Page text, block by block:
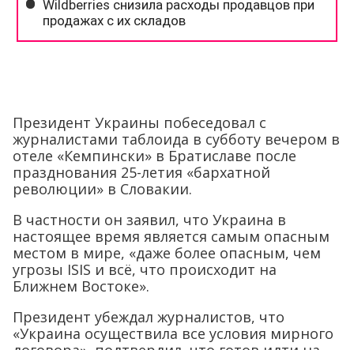
Президент Украины побеседовал с
журналистами таблоида в субботу вечером в
отеле «Кемпински» в Братиславе после
празднования 25-летия «бархатной
революции» в Словакии.
В частности он заявил, что Украина в
настоящее время является самым опасным
местом в мире, «даже более опасным, чем
угрозы ISIS и всё, что происходит на
Ближнем Востоке».
Президент убеждал журналистов, что
«Украина осуществила все условия мирного